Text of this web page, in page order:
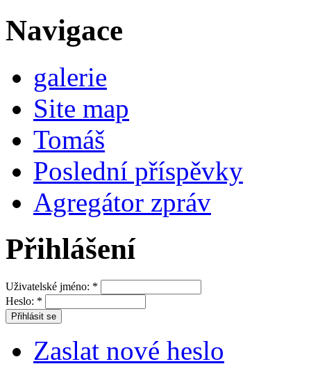
Navigace
galerie
Site map
Tomáš
Poslední příspěvky
Agregátor zpráv
Přihlášení
Uživatelské jméno: *
Heslo: *
Zaslat nové heslo